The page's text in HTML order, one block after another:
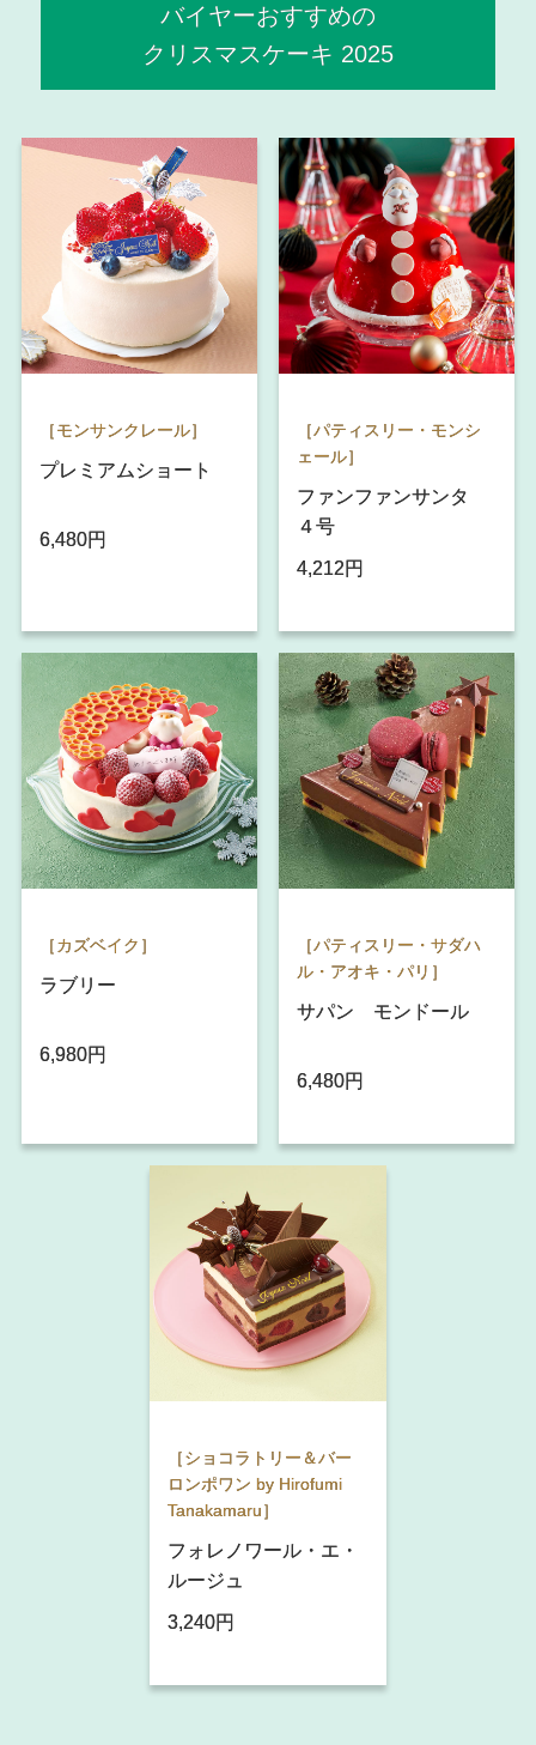
バイヤーおすすめの
クリスマスケーキ 2025
［モンサンクレール］
プレミアムショート
6,480円
［パティスリー・モンシ
ェール］
ファンファンサンタ
４号
4,212円
［カズベイク］
ラブリー
6,980円
［パティスリー・サダハ
ル・アオキ・パリ］
サパン モンドール
6,480円
［ショコラトリー＆バー
ロンポワン by Hirofumi
Tanakamaru］
フォレノワール・エ・
ルージュ
3,240円